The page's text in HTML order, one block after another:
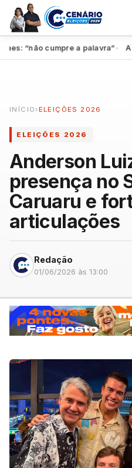
“não cumpre a palavra”● Aécio
INÍCIO ›ELEIÇÕES 2026
ELEIÇÕES 2026
Anderson
presença no
Caruaru e
articulações
Redação
01/06/2026 às 13:00